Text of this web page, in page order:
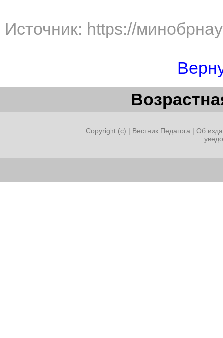
Источник: https://
Copyright (c) | Вестник Педагога | Об